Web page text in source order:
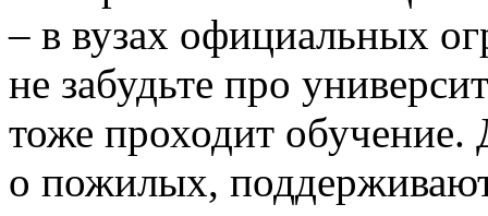
– в вузах официальных
не забудьте про
тоже проходит обучение.
о пожилых,